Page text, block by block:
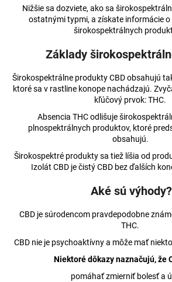
Nižšie sa dozviete, ako sa
ostatnými typmi, a získate informácie o
širokospektrálnych
Základy
Širokospektrálne produkty CBD obsahujú
ktoré sa v rastline konope nachádzajú.
kľúčový prvok: THC.
Absencia THC odlišuje
plnospektrálnych produktov, ktoré
obsahujú.
Širokospektré produkty sa tiež líšia od
Izolát CBD je čistý CBD bez ďalších
Aké sú výhody?
CBD je súrodencom pravdepodobne
THC.
CBD nie je psychoaktívny a môže mať
Niektoré dôkazy naznačujú, že
pomáhať zmierniť bolesť a
HĽADAŤ
O
d
č
ENERGY